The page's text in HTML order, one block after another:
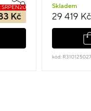
SRPEN20
Kč
Skladem
29 419 Kč
kód: